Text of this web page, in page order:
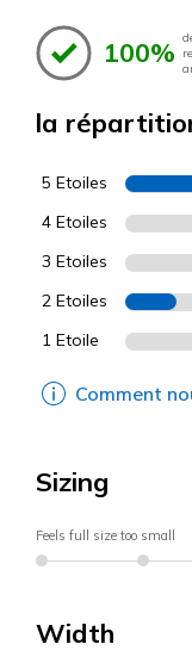
100%
la
5 Etoiles
4 Etoiles
3 Etoiles
2 Etoiles
1 Etoile
Comment
Sizing
Feels full size too small
Width